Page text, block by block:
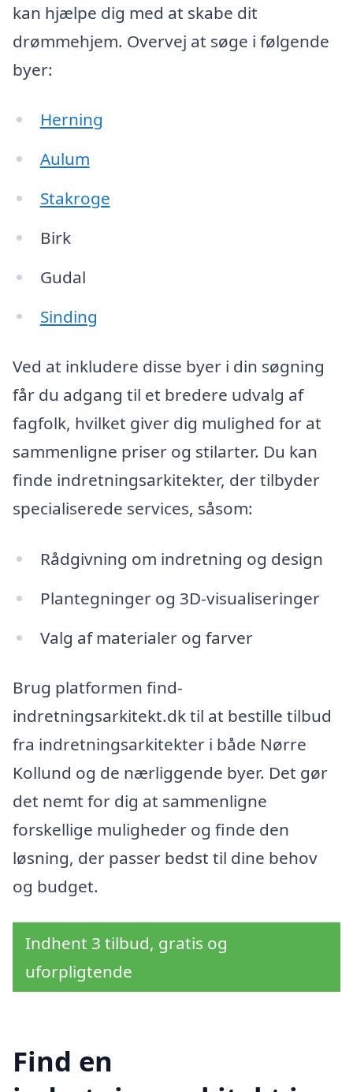
kan hjælpe dig med at skabe dit
drømmehjem. Overvej at søge i følgende
byer:
Herning
Aulum
Stakroge
Birk
Gudal
Sinding
Ved at inkludere disse byer i din søgning
får du adgang til et bredere udvalg af
fagfolk, hvilket giver dig mulighed for at
sammenligne priser og stilarter. Du kan
finde indretningsarkitekter, der tilbyder
specialiserede services, såsom:
Rådgivning om indretning og design
Plantegninger og 3D-visualiseringer
Valg af materialer og farver
Brug platformen find-
indretningsarkitekt.dk til at bestille tilbud
fra indretningsarkitekter i både Nørre
Kollund og de nærliggende byer. Det gør
det nemt for dig at sammenligne
forskellige muligheder og finde den
løsning, der passer bedst til dine behov
og budget.
Indhent 3 tilbud, gratis og
uforpligtende
Find en